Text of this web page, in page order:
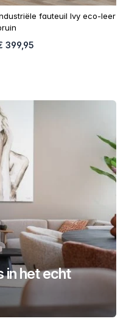
fauteuil Ivy eco-leer
399,95
in het echt